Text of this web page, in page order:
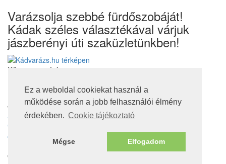
Ez a weboldal cookiekat használ a
működése során a jobb felhasználói élmény
érdekében. Cookie tájékoztató
Mégse Elfogadom
Varázsolja szebbé fürdőszobáját!
Kádak széles választékával várjuk
jászberényi úti szaküzletünkben!
Kövessen minket
Jogi nyilatkozatok
Adatvédelmi tájékoztató
Cookie tájékoztató
Jótállás, szavatosság
Nem jótállás köteles termékek
© 2016. Minden jog fenntartva!